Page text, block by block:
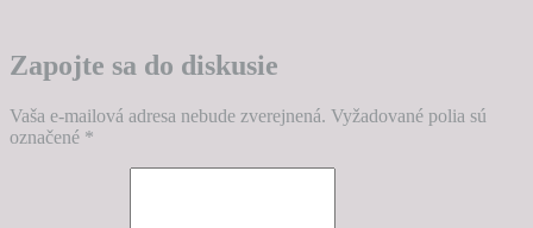
Zapojte sa do diskusie
Vaša e-mailová adresa nebude zverejnená. Vyžadované polia sú
označené *